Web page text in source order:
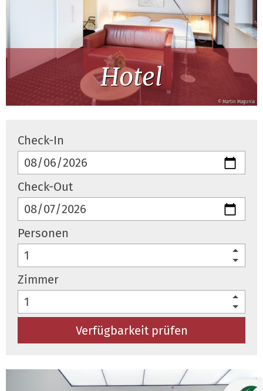
Hotel
© Martin Magunia
Check-In
Check-Out
Personen
Zimmer
Verfügbarkeit prüfen